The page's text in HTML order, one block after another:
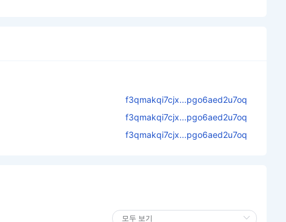
f3qmakqi7cjx...pgo6aed2u7oq
f3qmakqi7cjx...pgo6aed2u7oq
f3qmakqi7cjx...pgo6aed2u7oq